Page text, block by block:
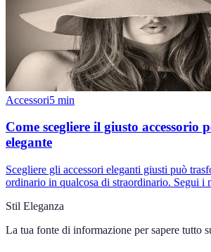
Accessori5 min
Come scegliere il giusto accessorio
elegante
Scegliere gli accessori eleganti giusti può
ordinario in qualcosa di straordinario. Segui i
Stil Eleganza
La tua fonte di informazione per sapere tutto